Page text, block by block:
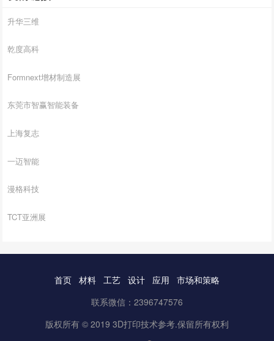
升华三维
乾度高科
Formnext增材制造展
东莞市智赢智能装备
上海复志
一迈智能
漫格科技
TCT亚洲展
首页 材料 工艺 设计 应用
市场和策略
联系微信：2396747576
版权所有 © 2019 3D打印技术参考.保留所有权利